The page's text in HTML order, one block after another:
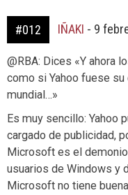
#012 IÑAKI - 9
@RBA: Dices «Y ahora
como si Yahoo fuese
mundial…»
Es muy sencillo: Yahoo
cargado de publicidad,
Microsoft es el
usuarios de Windows y
Microsoft no tiene